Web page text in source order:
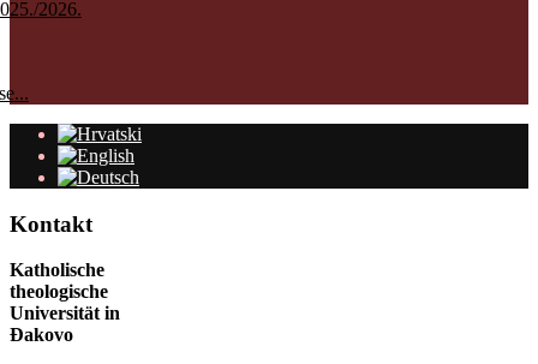
2026.
Kontakt
Katholische
theologische
Universität in
Đakovo